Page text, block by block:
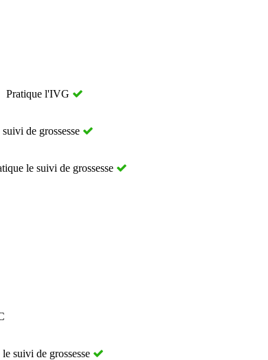
Pratique l'IVG
de grossesse
le suivi de grossesse
suivi de grossesse